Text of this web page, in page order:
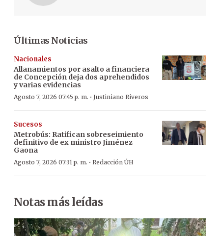
Últimas Noticias
Nacionales
Allanamientos por asalto a financiera
de Concepción deja dos aprehendidos
y varias evidencias
Agosto 7, 2026 07:45 p. m. · Justiniano Riveros
Sucesos
Metrobús: Ratifican sobreseimiento
definitivo de ex ministro Jiménez
Gaona
Agosto 7, 2026 07:31 p. m. · Redacción ÚH
Notas más leídas